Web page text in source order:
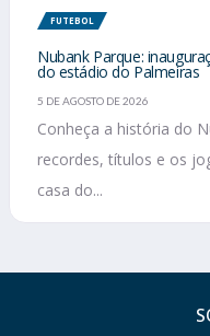
FUTEBOL
Nubank Parque:
do estádio do Palmeiras
5 DE AGOSTO DE 2026
Conheça a história do
recordes, títulos e os
casa do...